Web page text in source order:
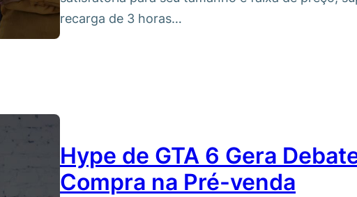
recarga de 3 horas…
Hype de GTA 6 Gera
Compra na Pré-venda